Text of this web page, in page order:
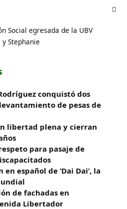
Social egresada de la UBV
Stephanie
conquistó dos
de pesas de
libertad plena y cierran
para pasaje de
español de ‘Dai Dai’, la
de fachadas en
Libertador